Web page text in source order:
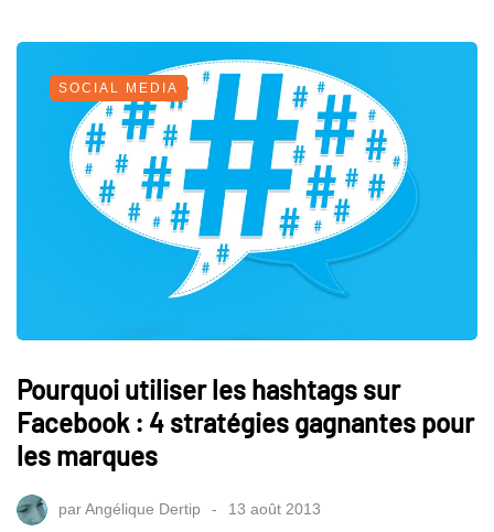
SOCIAL MEDIA
Pourquoi utiliser les hashtags sur
Facebook : 4 stratégies gagnantes pour
les marques
parAngélique Dertip 13 août 2013